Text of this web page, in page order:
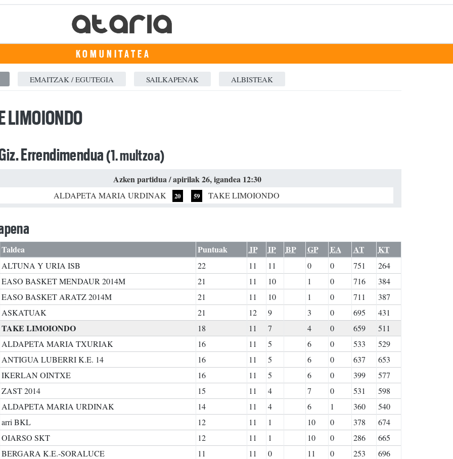
KOMUNITATEA
EMAITZAK / EGUTEGIA SAILKAPENAK ALBISTEAK
LIMOIONDO
Errendimendua(1. multzoa)
Azken partidua / apirilak 26, igandea 12:30
ALDAPETA MARIA URDINAK 20 59 TAKE LIMOIONDO
Taldea Puntuak JP IP BP GP EA AT KT
ALTUNA Y URIA ISB 22 11 11 0 0 751
264
EASO BASKET MENDAUR 2014M 21 11 10 1 0 716
384
EASO BASKET ARATZ 2014M 21 11 10 1 0 711
387
ASKATUAK 21 12 9 3 0 695
431
TAKE LIMOIONDO 18 11 7 4 0 659
511
ALDAPETA MARIA TXURIAK 16 11 5 6 0 533
529
ANTIGUA LUBERRI K.E. 14 16 11 5 6 0 637
653
IKERLAN OINTXE 16 11 5 6 0 399
577
ZAST 2014 15 11 4 7 0 531
598
ALDAPETA MARIA URDINAK 14 11 4 6 1 360
540
arri BKL 12 11 1 10 0 378
674
OIARSO SKT 12 11 1 10 0 286
665
BERGARA K.E.-SORALUCE 11 11 0 11 0 253 696